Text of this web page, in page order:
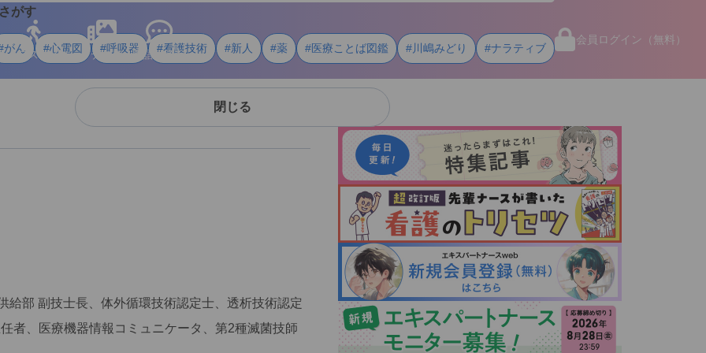
がす
がん #心電図 #呼吸器 #看護技術 #新人 #薬 #医療ことば図鑑 #川嶋みどり #ナラティブ
閉じる
会員ログイン（無料）
イフスタイル
メディア 用語・資料
部 副技士長、体外循環技術認定士、透析技術認定
者、医療機器情報コミュニケータ、第2種滅菌技師